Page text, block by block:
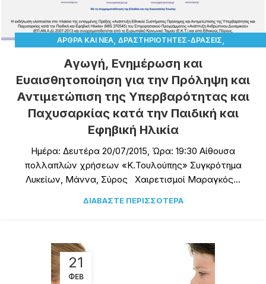
ΆΡΘΡΑ ΚΑΙ ΝΈΑ, ΔΡΑΣΤΗΡΙΌΤΗΤΕΣ-ΔΡΆΣΕΙΣ
Αγωγή, Ενημέρωση και
Ευαισθητοποίηση για την Πρόληψη και
Αντιμετώπιση της Υπερβαρότητας και
Παχυσαρκίας κατά την Παιδική και
Εφηβική Ηλικία
Ημέρα: Δευτέρα 20/07/2015, Ώρα: 19:30 Αίθουσα
πολλαπλών χρήσεων «Κ.Τουλούπης» Συγκρότημα
Λυκείων, Μάννα, Σύρος Χαιρετισμοί Μαραγκός...
ΔΙΑΒΆΣΤΕ ΠΕΡΙΣΣΌΤΕΡΑ
21
ΦΕΒ